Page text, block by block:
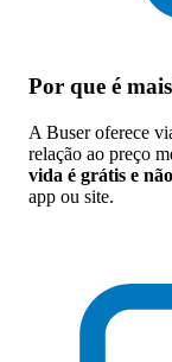
Por que é
A Buser oferece
relação ao preço
vida é grátis e
app ou site.